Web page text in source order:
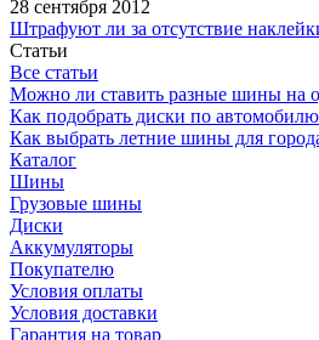
28 сентября 2012
Штрафуют ли за отсутствие
Статьи
Все статьи
Можно ли ставить разные шины на
Как подобрать диски по автомобилю
Как выбрать летние шины для
Каталог
Шины
Грузовые шины
Диски
Аккумуляторы
Покупателю
Условия оплаты
Условия доставки
Гарантия на товар